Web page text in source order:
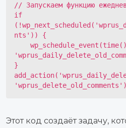
// Запускаем функцию
if
nts')) {
}
Этот код создаёт задачу,